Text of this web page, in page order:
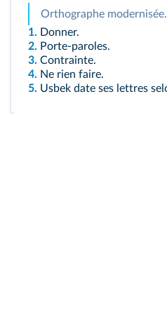
Orthographe modernisée.
1. Donner.
2. Porte-paroles.
3. Contrainte.
4. Ne rien faire.
5. Usbek date ses lettres